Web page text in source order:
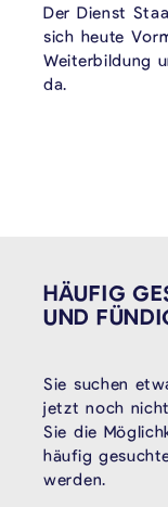
Der Dienst
sich heute
Weiterbildung
da.
HÄUFIG
UND
Sie suchen
jetzt noch
Sie die
häufig
werden.